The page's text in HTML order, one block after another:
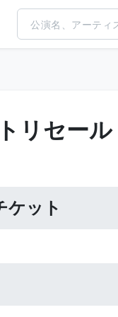
リセー
ケット